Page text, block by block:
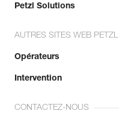
Petzl Solutions
AUTRES SITES WEB PETZL
Opérateurs
Intervention
CONTACTEZ-NOUS